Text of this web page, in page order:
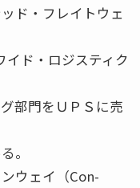
ド・フレイトウェ
イド・ロジスティク
部門をＵＰＳに売
。
ウェイ（Con-